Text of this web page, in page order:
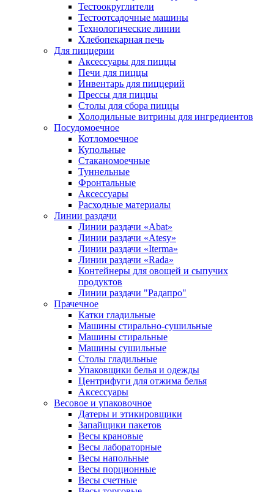
Тестоокруглители
Тестоотсадочные машины
Технологические линии
Хлебопекарная печь
Для пиццерии
Аксессуары для пиццы
Печи для пиццы
Инвентарь для пиццерий
Прессы для пиццы
Столы для сбора пиццы
Холодильные витрины для ингредиентов
Посудомоечное
Котломоечное
Купольные
Стаканомоечные
Туннельные
Фронтальные
Аксессуары
Расходные материалы
Линии раздачи
Линии раздачи «Abat»
Линии раздачи «Atesy»
Линии раздачи «Iterma»
Линии раздачи «Rada»
Контейнеры для овощей и сыпучих
продуктов
Линии раздачи "Радапро"
Прачечное
Катки гладильные
Машины стирально-сушильные
Машины стиральные
Машины сушильные
Столы гладильные
Упаковщики белья и одежды
Центрифуги для отжима белья
Аксессуары
Весовое и упаковочное
Датеры и этикировщики
Запайщики пакетов
Весы крановые
Весы лабораторные
Весы напольные
Весы порционные
Весы счетные